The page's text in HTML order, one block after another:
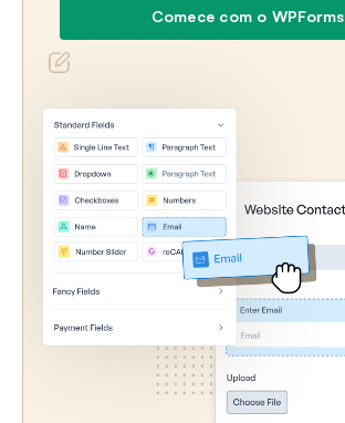
Comece com o WPForms